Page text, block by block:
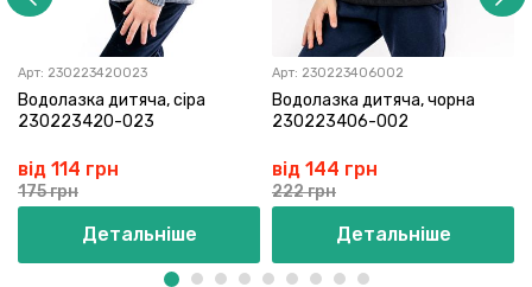
Арт: 230223420023
Водолазка дитяча, сіра
230223420-023
від 114 грн
175 грн
Детальніше
Арт: 230223406002
Водолазка дитяча, чорна
230223406-002
від 144 грн
222 грн
Детальніше